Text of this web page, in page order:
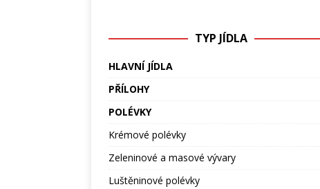
TYP JÍDLA
HLAVNÍ JÍDLA
PŘÍLOHY
POLÉVKY
Krémové polévky
Zeleninové a masové vývary
Luštěninové polévky